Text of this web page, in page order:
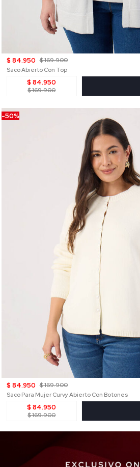
$ 84.950 $ 169.900
Saco Abierto Con Top
$ 84.950
$ 169.900
-50%
$ 84.950 $ 169.900
Saco Para Mujer Curvy Abierto Con Botones
$ 84.950
$ 169.900